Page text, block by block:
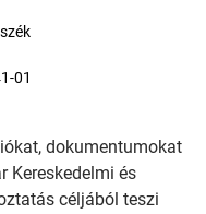
01
dokumentumokat
Kereskedelmi és
céljából teszi